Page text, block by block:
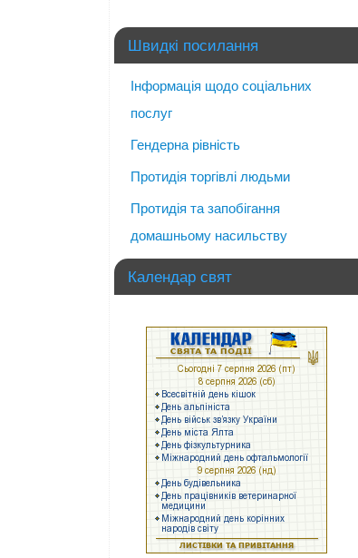
Швидкі посилання
Інформація щодо соціальних
послуг
Гендерна рівність
Протидія торгівлі людьми
Протидія та запобігання
домашньому насильству
Календар свят